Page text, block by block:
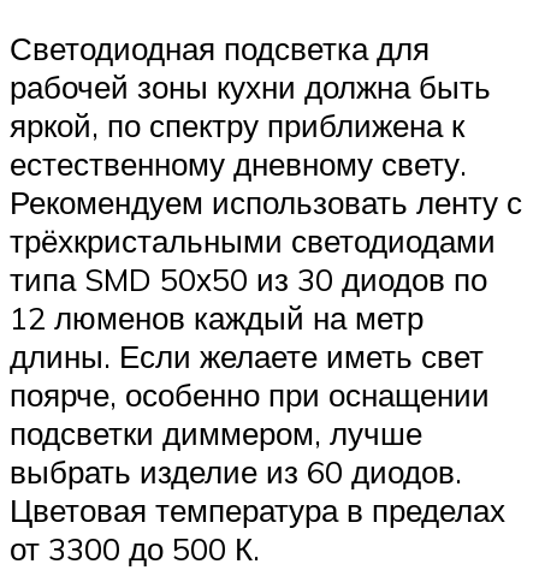
Светодиодная подсветка для
рабочей зоны кухни должна быть
яркой, по спектру приближена к
естественному дневному свету.
Рекомендуем использовать ленту с
трёхкристальными светодиодами
типа SMD 50х50 из 30 диодов по
12 люменов каждый на метр
длины. Если желаете иметь свет
поярче, особенно при оснащении
подсветки диммером, лучше
выбрать изделие из 60 диодов.
Цветовая температура в пределах
от 3300 до 500 К.